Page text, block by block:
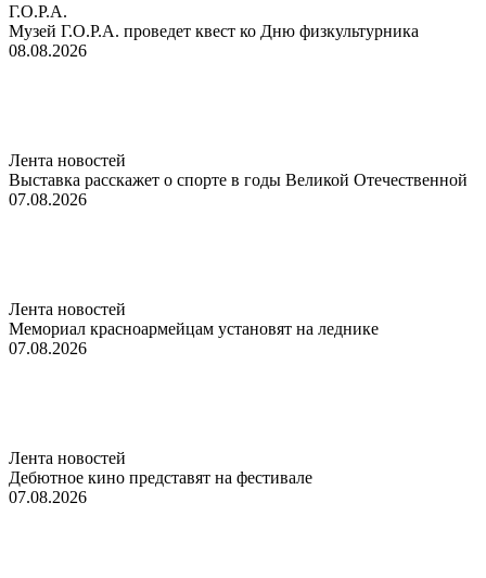
Г.О.Р.А.
Музей Г.О.Р.А. проведет квест ко Дню физкультурника
08.08.2026
Лента новостей
Выставка расскажет о спорте в годы Великой Отечественной
07.08.2026
Лента новостей
Мемориал красноармейцам установят на леднике
07.08.2026
Лента новостей
Дебютное кино представят на фестивале
07.08.2026